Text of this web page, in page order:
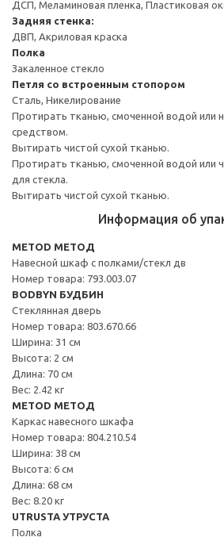
ДСП, Меламиновая пленка, Пластиковая
Задняя стенка:
ДВП, Акриловая краска
Полка
Закаленное стекло
Петля со встроенным стопором
Сталь, Никелирование
Протирать тканью, смоченной водой
средством.
Вытирать чистой сухой тканью.
Протирать тканью, смоченной водой или
для стекла.
Вытирать чистой сухой тканью.
Информация об
METOD МЕТОД
Навесной шкаф с полками/стекл дв
Номер товара: 793.003.07
BODBYN БУДБИН
Стеклянная дверь
Номер товара: 803.670.66
Ширина: 31 см
Высота: 2 см
Длина: 70 см
Вес: 2.42 кг
METOD МЕТОД
Каркас навесного шкафа
Номер товара: 804.210.54
Ширина: 38 см
Высота: 6 см
Длина: 68 см
Вес: 8.20 кг
UTRUSTA УТРУСТА
Полка